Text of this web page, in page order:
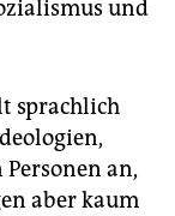
und
sprachlich
an,
aber kaum